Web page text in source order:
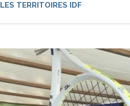
LES TERRITOIRES IDF